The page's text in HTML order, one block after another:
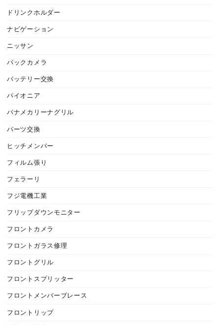
ドリンクホルダー
ナビゲーション
ニッサン
バックカメラ
バッテリー交換
パイオニア
パナメカリーナグリル
パーツ交換
ヒッチメンバー
フィルム張り
フェラーリ
フジ電機工業
フリップダウンモニター
フロントカメラ
フロントガラス修理
フロントグリル
フロントスプリッター
フロントメンバーブレース
フロントリップ